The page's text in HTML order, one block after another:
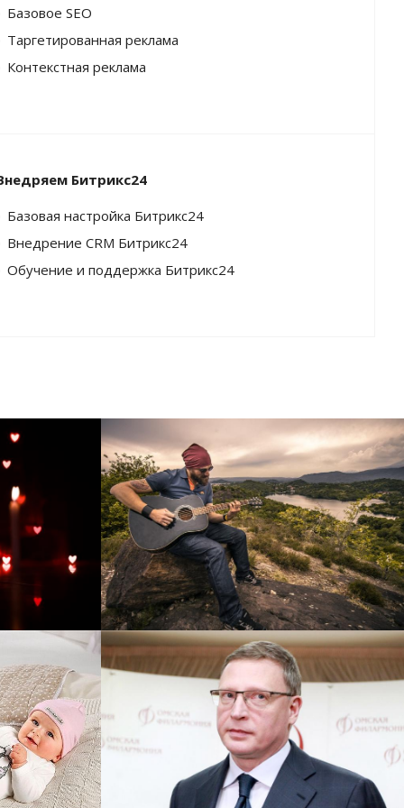
Базовое SEO
Таргетированная реклама
Контекстная реклама
Битрикс24
Базовая настройка Битрикс24
Внедрение CRM Битрикс24
Обучение и поддержка Битрикс24
Перевод интернет-магазина
Guitaramania.ru на 1С-
Битрикс
Смотреть проект
Сайт кандидата в
губернаторы Буркова
Александра Леонидовича